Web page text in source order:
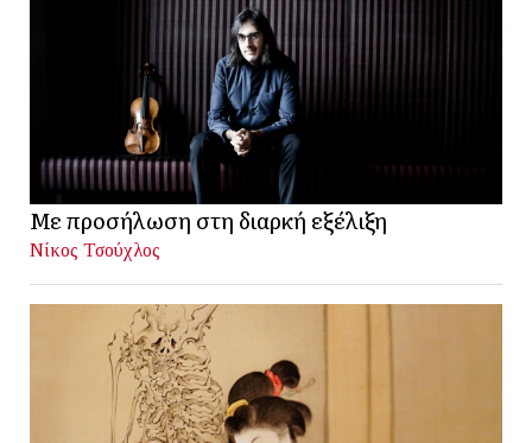
Με προσήλωση στη διαρκή εξέλιξη
Νίκος Τσούχλος